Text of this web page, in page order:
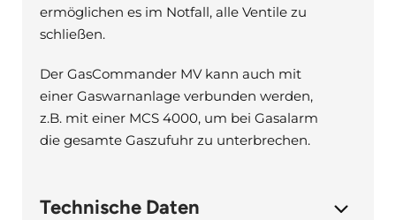
ermöglichen es im Notfall, alle Ventile zu
schließen.
Der GasCommander MV kann auch mit
einer Gaswarnanlage verbunden werden,
z.B. mit einer MCS 4000, um bei Gasalarm
die gesamte Gaszufuhr zu unterbrechen.
Technische Daten